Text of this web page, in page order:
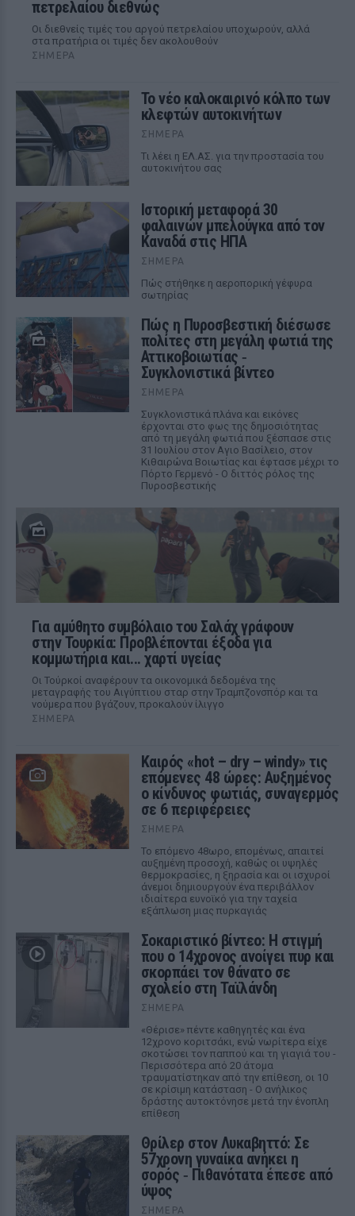
πετρελαίου διεθνώς
Οι διεθνείς τιμές του αργού πετρελαίου υποχωρούν, αλλά
στα πρατήρια οι τιμές δεν ακολουθούν
ΣΉΜΕΡΑ
Το νέο καλοκαιρινό κόλπο των
κλεφτών αυτοκινήτων
ΣΉΜΕΡΑ
Tι λέει η ΕΛ.ΑΣ. για την προστασία του
αυτοκινήτου σας
Ιστορική μεταφορά 30
φαλαινών μπελούγκα από τον
Καναδά στις ΗΠΑ
ΣΉΜΕΡΑ
Πώς στήθηκε η αεροπορική γέφυρα
σωτηρίας
Πώς η Πυροσβεστική διέσωσε
πολίτες στη μεγάλη φωτιά της
Αττικοβοιωτίας ‑
Συγκλονιστικά βίντεο
ΣΉΜΕΡΑ
Συγκλονιστικά πλάνα και εικόνες
έρχονται στο φως της δημοσιότητας
από τη μεγάλη φωτιά που ξέσπασε στις
31 Ιουλίου στον Αγιο Βασίλειο, στον
Κιθαιρώνα Βοιωτίας και έφτασε μέχρι το
Πόρτο Γερμενό - Ο διττός ρόλος της
Πυροσβεστικής
Για αμύθητο συμβόλαιο του Σαλάχ γράφουν
στην Τουρκία: Προβλέπονται έξοδα για
κομμωτήρια και... χαρτί υγείας
Οι Τούρκοί αναφέρουν τα οικονομικά δεδομένα της
μεταγραφής του Αιγύπτιου σταρ στην Τραμπζονσπόρ και τα
νούμερα που βγάζουν, προκαλούν ίλιγγο
ΣΉΜΕΡΑ
Καιρός «hot – dry – windy» τις
επόμενες 48 ώρες: Αυξημένος
ο κίνδυνος φωτιάς, συναγερμός
σε 6 περιφέρειες
ΣΉΜΕΡΑ
Το επόμενο 48ωρο, επομένως, απαιτεί
αυξημένη προσοχή, καθώς οι υψηλές
θερμοκρασίες, η ξηρασία και οι ισχυροί
άνεμοι δημιουργούν ένα περιβάλλον
ιδιαίτερα ευνοϊκό για την ταχεία
εξάπλωση μιας πυρκαγιάς
Σοκαριστικό βίντεο: Η στιγμή
που ο 14χρονος ανοίγει πυρ και
σκορπάει τον θάνατο σε
σχολείο στη Ταϊλάνδη
ΣΉΜΕΡΑ
«Θέρισε» πέντε καθηγητές και ένα
12χρονο κοριτσάκι, ενώ νωρίτερα είχε
σκοτώσει τον παππού και τη γιαγιά του -
Περισσότερα από 20 άτομα
τραυματίστηκαν από την επίθεση, οι 10
σε κρίσιμη κατάσταση - Ο ανήλικος
δράστης αυτοκτόνησε μετά την ένοπλη
επίθεση
Θρίλερ στον Λυκαβηττό: Σε
57χρονη γυναίκα ανήκει η
σορός ‑ Πιθανότατα έπεσε από
ύψος
ΣΉΜΕΡΑ